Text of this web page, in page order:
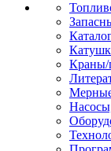
Краны/